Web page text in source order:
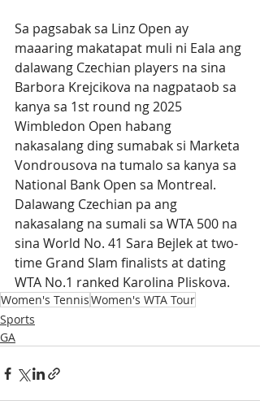
Sa pagsabak sa Linz Open ay
maaaring makatapat muli ni Eala ang
dalawang Czechian players na sina
Barbora Krejcikova na nagpataob sa
kanya sa 1st round ng 2025
Wimbledon Open habang
nakasalang ding sumabak si Marketa
Vondrousova na tumalo sa kanya sa
National Bank Open sa Montreal.
Dalawang Czechian pa ang
nakasalang na sumali sa WTA 500 na
sina World No. 41 Sara Bejlek at two-
time Grand Slam finalists at dating
WTA No.1 ranked Karolina Pliskova.
Women's TennisWomen's WTA Tour
Sports
GA